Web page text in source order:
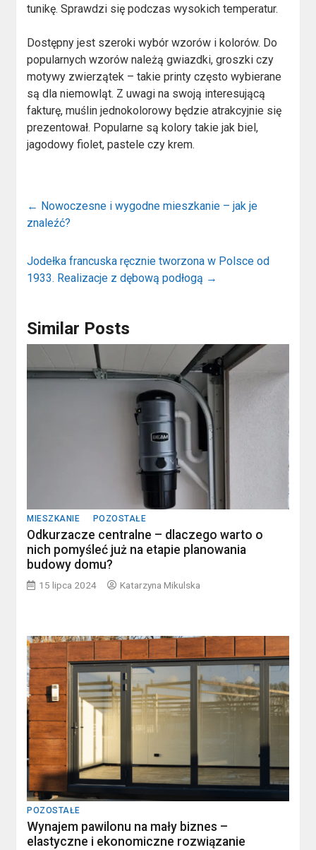
tunikę. Sprawdzi się podczas wysokich temperatur.
Dostępny jest szeroki wybór wzorów i kolorów. Do
popularnych wzorów należą gwiazdki, groszki czy
motywy zwierzątek – takie printy często wybierane
są dla niemowląt. Z uwagi na swoją interesującą
fakturę, muślin jednokolorowy będzie atrakcyjnie się
prezentował. Popularne są kolory takie jak biel,
jagodowy fiolet, pastele czy krem.
← Nowoczesne i wygodne mieszkanie – jak je
znaleźć?
Jodełka francuska ręcznie tworzona w Polsce od
1933. Realizacje z dębową podłogą →
Similar Posts
MIESZKANIE POZOSTAŁE
Odkurzacze centralne – dlaczego warto o
nich pomyśleć już na etapie planowania
budowy domu?
15 lipca 2024 Katarzyna Mikulska
POZOSTAŁE
Wynajem pawilonu na mały biznes –
elastyczne i ekonomiczne rozwiązanie